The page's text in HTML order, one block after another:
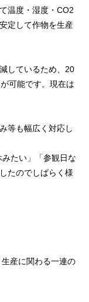
温度・湿度・CO2
定して作物を生産
しているため、20
可能です。現在は
等も幅広く対応し
たい」「参観日な
たのでしばらく様
産に関わる一連の